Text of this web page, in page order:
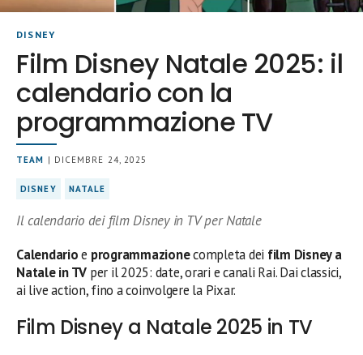
DISNEY
Film Disney Natale 2025: il
calendario con la
programmazione TV
TEAM | DICEMBRE 24, 2025
DISNEY NATALE
Il calendario dei film Disney in TV per Natale
Calendarioe programmazionecompleta dei film Disney a
Natale in TV per il 2025: date, orari e canali Rai. Dai classici,
ai live action, fino a coinvolgere la Pixar.
Film Disney a Natale 2025 in TV